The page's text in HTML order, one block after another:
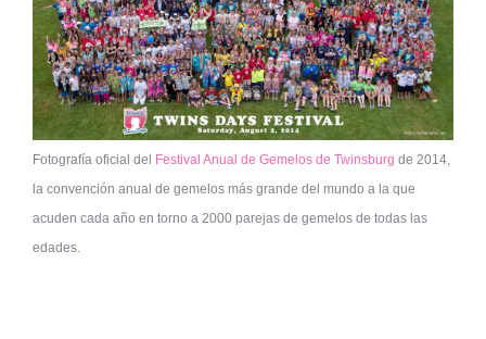
Fotografía oficial del Festival Anual de Gemelos de Twinsburg de 2014,
la convención anual de gemelos más grande del mundo a la que
acuden cada año en torno a 2000 parejas de gemelos de todas las
edades.